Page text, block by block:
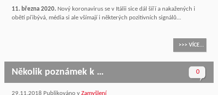
11. března 2020.Nový koronavirus se v Itálii sice dál šíří a nakažených i
obětí přibývá, média si ale všímají i některých pozitivních signálů...
>>> VÍCE...
0
Několik poznámek k …
29.11.2018 Publikováno v Zamyšlení